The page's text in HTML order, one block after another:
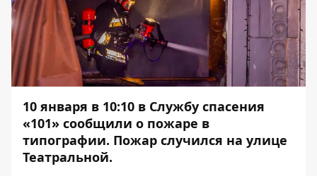
10 января в 10:10 в Службу спасения
«101» сообщили о пожаре в
типографии. Пожар случился на улице
Театральной.